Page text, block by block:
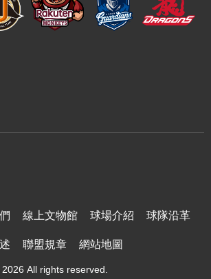
線上文物館 球場介紹 球隊沿革
聯盟規章 網站地圖
All rights reserved.